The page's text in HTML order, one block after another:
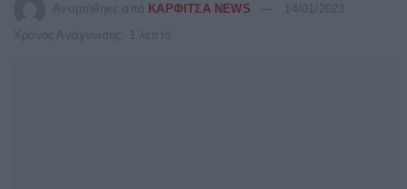
Αναρτήθηκε από ΚΑΡΦΙΤΣΑ NEWS
14/01/2023
Χρόνος Ανάγνωσης: 1 λεπτό